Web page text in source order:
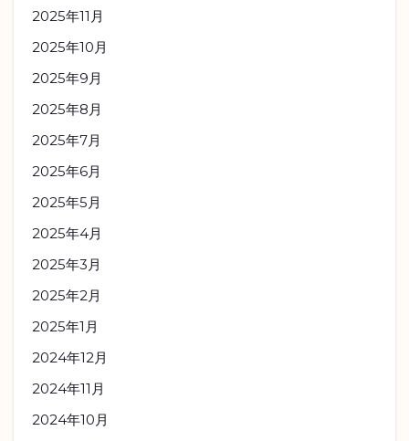
2025年11月
2025年10月
2025年9月
2025年8月
2025年7月
2025年6月
2025年5月
2025年4月
2025年3月
2025年2月
2025年1月
2024年12月
2024年11月
2024年10月